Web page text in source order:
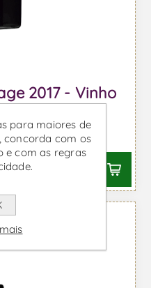
2017 - Vinho
IVA incl.
para maiores de
concorda com os
e com as regras